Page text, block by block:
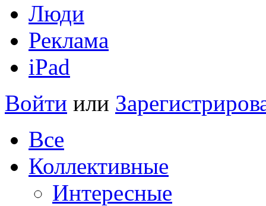
Люди
Реклама
iPad
Войти или
Все
Коллективные
Интересные